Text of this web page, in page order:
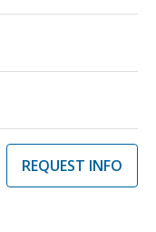
REQUEST INFO